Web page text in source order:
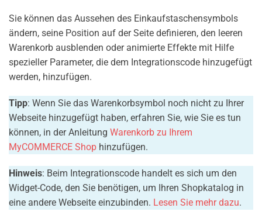
Sie können das Aussehen des Einkaufstaschensymbols
ändern, seine Position auf der Seite definieren, den leeren
Warenkorb ausblenden oder animierte Effekte mit Hilfe
spezieller Parameter, die dem Integrationscode hinzugefügt
werden, hinzufügen.
Tipp: Wenn Sie das Warenkorbsymbol noch nicht zu Ihrer
Webseite hinzugefügt haben, erfahren Sie, wie Sie es tun
können, in der Anleitung Warenkorb zu Ihrem
MyCOMMERCE Shop hinzufügen.
Hinweis: Beim Integrationscode handelt es sich um den
Widget-Code, den Sie benötigen, um Ihren Shopkatalog in
eine andere Webseite einzubinden. Lesen Sie mehr dazu.